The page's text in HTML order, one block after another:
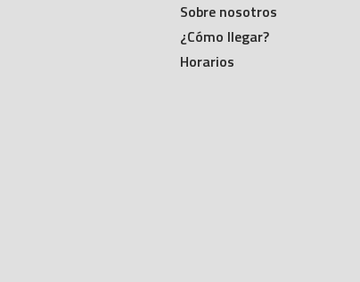
Sobre nosotros
¿Cómo llegar?
Horarios